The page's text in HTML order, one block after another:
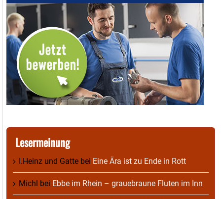
Lesermeinung
I.Heinz und Gatte bei Eine Ära ist zu Ende in Rott
Michl bei Ebbe im Rhein – grauebraune Fluten im Inn